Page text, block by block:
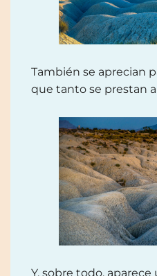
También se aprecian
que tanto se prestan
Y, sobre todo,